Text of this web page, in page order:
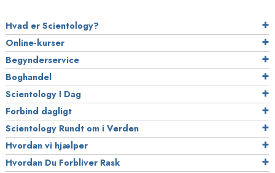
Hvad er Scientology?
Online-kurser
Begynderservice
Boghandel
Scientology I Dag
Forbind dagligt
Scientology Rundt om i Verden
Hvordan vi hjælper
Hvordan Du Forbliver Rask